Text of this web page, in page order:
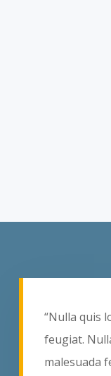
“Nulla quis
feugiat.
malesuada